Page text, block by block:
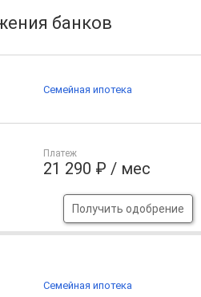
банков
Платеж
21 290 ₽ / мес
Получить одобрение
Семейная ипотека
Семейная ипотека